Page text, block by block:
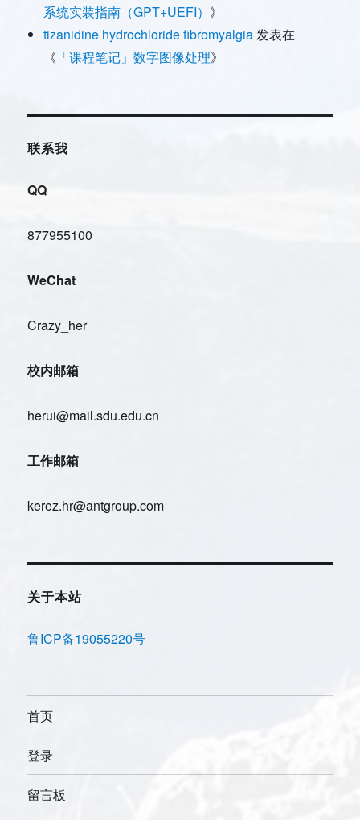
系统实装指南（GPT+UEFI） 》
tizanidine hydrochloride fibromyalgia发表在
《 「课程笔记」数字图像处理》
联系我
QQ
877955100
WeChat
Crazy_her
校内邮箱
herui@mail.sdu.edu.cn
工作邮箱
kerez.hr@antgroup.com
关于本站
鲁ICP备19055220号
首页
登录
留言板